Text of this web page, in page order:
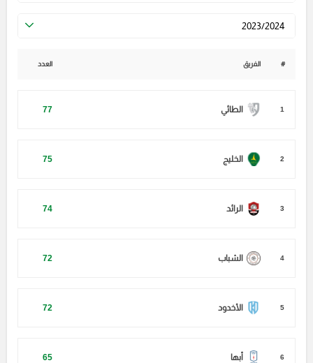
2023/2024
# الفريق العدد
1 الطائي 77
2 الخليج 75
3 الرائد 74
4 الشباب 72
5 الأخدود 72
6 أبها 65